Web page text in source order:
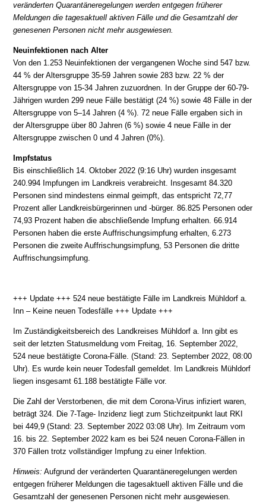
veränderten Quarantäneregelungen werden entgegen früherer
Meldungen die tagesaktuell aktiven Fälle und die Gesamtzahl der
genesenen Personen nicht mehr ausgewiesen.
Neuinfektionen nach Alter
Von den 1.253 Neuinfektionen der vergangenen Woche sind 547 bzw.
44 % der Altersgruppe 35-59 Jahren sowie 283 bzw. 22 % der
Altersgruppe von 15-34 Jahren zuzuordnen. In der Gruppe der 60-79-
Jährigen wurden 299 neue Fälle bestätigt (24 %) sowie 48 Fälle in der
Altersgruppe von 5–14 Jahren (4 %). 72 neue Fälle ergaben sich in
der Altersgruppe über 80 Jahren (6 %) sowie 4 neue Fälle in der
Altersgruppe zwischen 0 und 4 Jahren (0%).
Impfstatus
Bis einschließlich 14. Oktober 2022 (9:16 Uhr) wurden insgesamt
240.994 Impfungen im Landkreis verabreicht. Insgesamt 84.320
Personen sind mindestens einmal geimpft, das entspricht 72,77
Prozent aller Landkreisbürgerinnen und -bürger. 86.825 Personen oder
74,93 Prozent haben die abschließende Impfung erhalten. 66.914
Personen haben die erste Auffrischungsimpfung erhalten, 6.273
Personen die zweite Auffrischungsimpfung, 53 Personen die dritte
Auffrischungsimpfung.
+++ Update +++ 524 neue bestätigte Fälle im Landkreis Mühldorf a.
Inn – Keine neuen Todesfälle +++ Update +++
Im Zuständigkeitsbereich des Landkreises Mühldorf a. Inn gibt es
seit der letzten Statusmeldung vom Freitag, 16. September 2022,
524 neue bestätigte Corona-Fälle. (Stand: 23. September 2022, 08:00
Uhr). Es wurde kein neuer Todesfall gemeldet. Im Landkreis Mühldorf
liegen insgesamt 61.188 bestätigte Fälle vor.
Die Zahl der Verstorbenen, die mit dem Corona-Virus infiziert waren,
beträgt 324. Die 7-Tage- Inzidenz liegt zum Stichzeitpunkt laut RKI
bei 449,9 (Stand: 23. September 2022 03:08 Uhr). Im Zeitraum vom
16. bis 22. September 2022 kam es bei 524 neuen Corona-Fällen in
370 Fällen trotz vollständiger Impfung zu einer Infektion.
Hinweis: Aufgrund der veränderten Quarantäneregelungen werden
entgegen früherer Meldungen die tagesaktuell aktiven Fälle und die
Gesamtzahl der genesenen Personen nicht mehr ausgewiesen.